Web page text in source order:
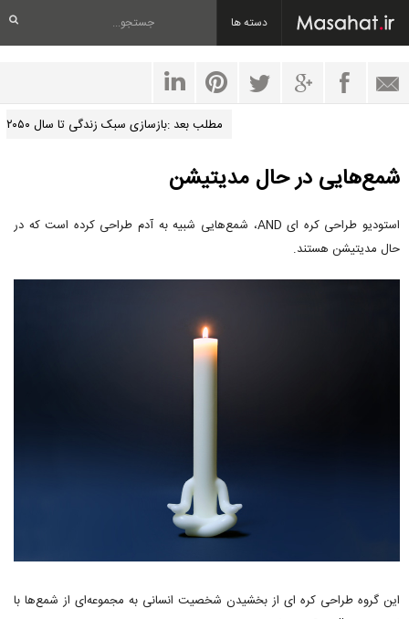
دسته ها
مطلب بعد :بازسازی سبک زندگی تا سال ۲۰۵۰
شمع‌هایی در حال مدیتیشن
استودیو طراحی کره ای AND، شمع‌هایی شبیه به آدم طراحی کرده است که در
حال مدیتیشن هستند.
این گروه طراحی کره ای از بخشیدن شخصیت انسانی به مجموعه‌ای از شمع‌ها با